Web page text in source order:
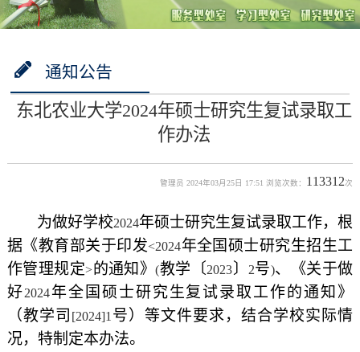
通知公告
东北农业大学2024年硕士研究生复试录取工
作办法
管理员 2024年03月25日 17:51 浏览次数： 113312次
为做好学校2024年硕士研究生复试录取工作，根
据《教育部关于印发<2024年全国硕士研究生招生工
作管理规定>的通知》(教学〔 2023 〕 2号)、《关于做
好2024年全国硕士研究生复试录取工作的通知》
（教学司 [2024]1 号）等文件要求，结合学校实际情
况，特制定本办法。